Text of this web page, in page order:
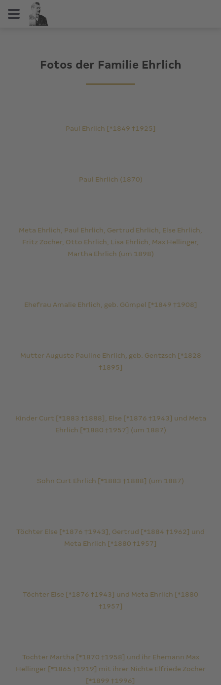
Fotos der Familie Ehrlich
Paul Ehrlich [*1849 †1925]
Paul Ehrlich (1870)
Meta Ehrlich, Paul Ehrlich, Gertrud Ehrlich, Else Ehrlich,
Fritz Zocher, Otto Ehrlich, Lisa Ehrlich, Max Hellinger,
Martha Ehrlich (um 1898)
Ehefrau Amalie Ehrlich, geb. Gümpel [*1849 †1908]
Mutter Auguste Pauline Ehrlich, geb. Gentzsch [*1828
†1895]
Kinder Curt [*1883 †1888], Else [*1876 †1943] und Meta
Ehrlich [*1880 †1957] (um 1887)
Sohn Curt Ehrlich [*1883 †1888] (um 1887)
Töchter Else [*1876 †1943], Gertrud [*1884 †1962] und
Meta Ehrlich [*1880 †1957]
Töchter Else [*1876 †1943] und Meta Ehrlich [*1880
†1957]
Tochter Martha [*1870 †1958] und ihr Ehemann Max
Hellinger [*1865 †1919] mit ihrer Nichte Elfriede Zocher
[*1899 †1996]